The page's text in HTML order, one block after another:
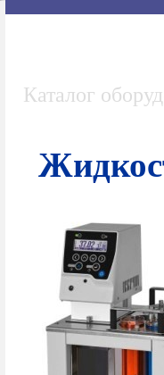
Каталог